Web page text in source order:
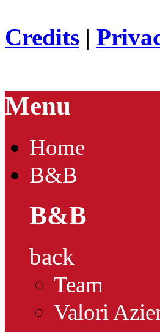
Credits |
Menu
Home
B&B
B&B
back
Team
Valori